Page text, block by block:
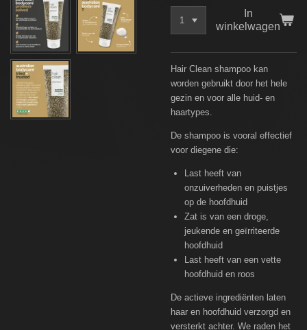
In
winkelwagen
Hair Clean shampoo kan
worden gebruikt door het hele
gezin en voor alle huid- en
haartypes.
De shampoo is vooral effectief
voor diegene die:
Last heeft van
onzuiverheden en puistjes
op de hoofdhuid
Zat is van een droge,
jeukende en geïrriteerde
hoofdhuid
Last heeft van een vette
hoofdhuid en roos
De actieve ingrediënten laten
haar en hoofdhuid verzorgd en
versterkt achter. We raden het